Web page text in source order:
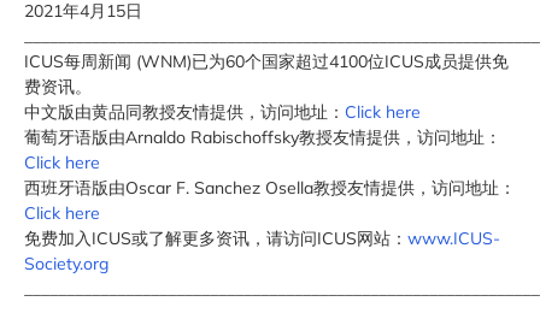
2021年4月15日
ICUS每周新闻 (WNM)已为60个国家超过4100位ICUS成员提供免
费资讯。
中文版由黄品同教授友情提供，访问地址： Click here
葡萄牙语版由Arnaldo Rabischoffsky教授友情提供，访问地址：
Click here
西班牙语版由Oscar F. Sanchez Osella教授友情提供，访问地址：
Click here
免费加入ICUS或了解更多资讯，请访问ICUS网站： www.ICUS-
Society.org